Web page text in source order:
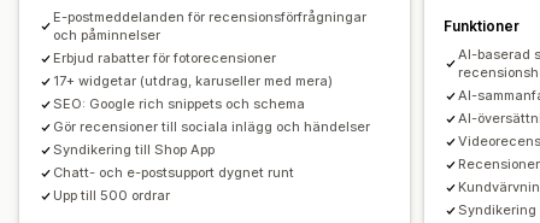
Användargenererat innehåll i sociala medier
Popup-fönster
Import och export Migrering av recensioner
Syndikering av recensioner Automatiseringar
Anpassade förfrågningar
E-postmeddelanden för recensionsförfrågningar
och påminnelser
Erbjud rabatter för fotorecensioner
17+ widgetar (utdrag, karuseller med mera)
SEO: Google rich snippets och schema
Gör recensioner till sociala inlägg och händelser
Syndikering till Shop App
Chatt- och e-postsupport dygnet runt
Upp till 500 ordrar
Funktioner
AI-baserad
AI-
AI-
Syndikering